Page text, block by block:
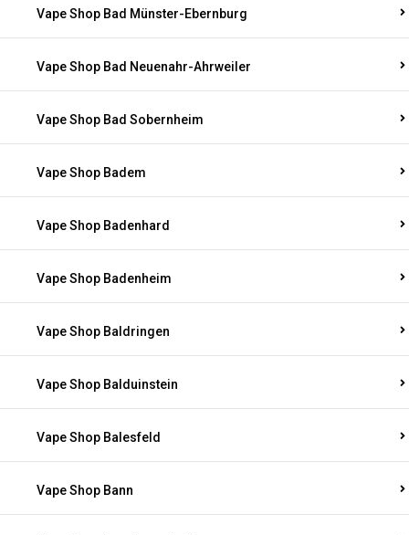
Vape Shop Bad Münster-Ebernburg
Vape Shop Bad Neuenahr-Ahrweiler
Vape Shop Bad Sobernheim
Vape Shop Badem
Vape Shop Badenhard
Vape Shop Badenheim
Vape Shop Baldringen
Vape Shop Balduinstein
Vape Shop Balesfeld
Vape Shop Bann